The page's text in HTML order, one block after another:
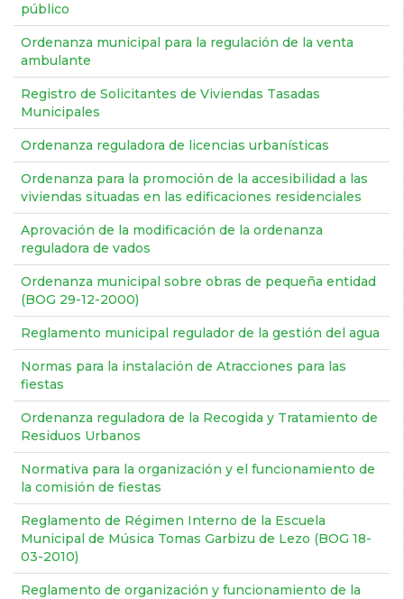
público
Ordenanza municipal para la regulación de la venta
ambulante
Registro de Solicitantes de Viviendas Tasadas
Municipales
Ordenanza reguladora de licencias urbanísticas
Ordenanza para la promoción de la accesibilidad a las
viviendas situadas en las edificaciones residenciales
Aprovación de la modificación de la ordenanza
reguladora de vados
Ordenanza municipal sobre obras de pequeña entidad
(BOG 29-12-2000)
Reglamento municipal regulador de la gestión del agua
Normas para la instalación de Atracciones para las
fiestas
Ordenanza reguladora de la Recogida y Tratamiento de
Residuos Urbanos
Normativa para la organización y el funcionamiento de
la comisión de fiestas
Reglamento de Régimen Interno de la Escuela
Municipal de Música Tomas Garbizu de Lezo (BOG 18-
03-2010)
Reglamento de organización y funcionamiento de la